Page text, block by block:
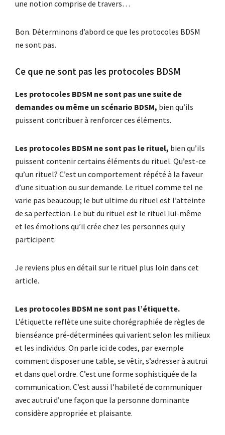
une notion comprise de travers…
Bon. Déterminons d’abord ce que les protocoles BDSM
ne sont pas.
Ce que ne sont pas les protocoles BDSM
Les protocoles BDSM ne sont pas une suite de
demandes ou même un scénario BDSM, bien qu’ils
puissent contribuer à renforcer ces éléments.
Les protocoles BDSM ne sont pas le rituel, bien qu’ils
puissent contenir certains éléments du rituel. Qu’est-ce
qu’un rituel? C’est un comportement répété à la faveur
d’une situation ou sur demande. Le rituel comme tel ne
varie pas beaucoup; le but ultime du rituel est l’atteinte
de sa perfection. Le but du rituel est le rituel lui-même
et les émotions qu’il crée chez les personnes qui y
participent.
Je reviens plus en détail sur le rituel plus loin dans cet
article.
Les protocoles BDSM ne sont pas l’étiquette.
L’étiquette reflète une suite chorégraphiée de règles de
bienséance pré-déterminées qui varient selon les milieux
et les individus. On parle ici de codes, par exemple
comment disposer une table, se vêtir, s’adresser à autrui
et dans quel ordre. C’est une forme sophistiquée de la
communication. C’est aussi l’habileté de communiquer
avec autrui d’une façon que la personne dominante
considère appropriée et plaisante.